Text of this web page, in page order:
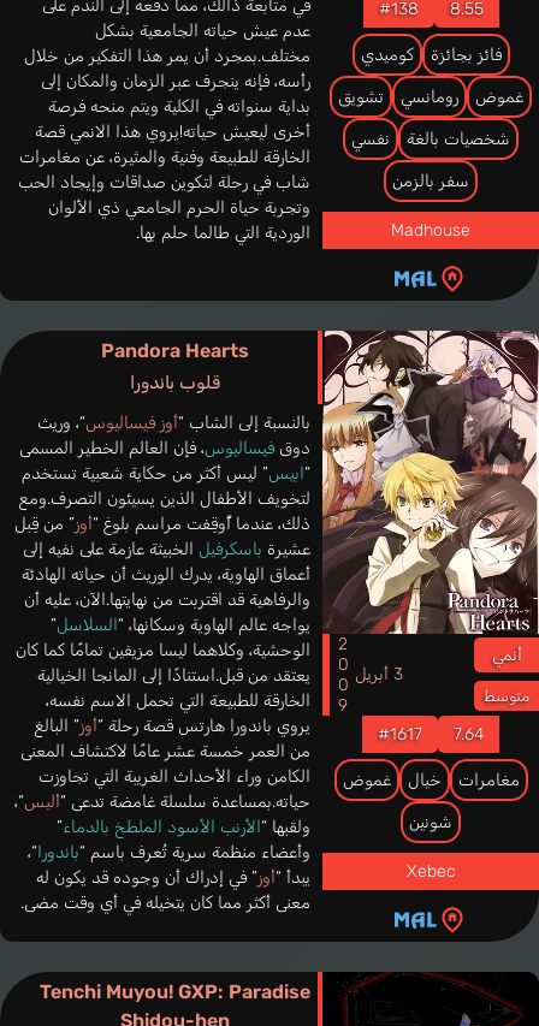
8.55
#138
فائز بجائزة كوميدي
غموض رومانسي تشويق
شخصيات بالغة نفسي
سفر بالزمن
Madhouse
في متابعة ذالك، مما دفعه إلى الندم على
عدم عيش حياته الجامعية بشكل
مختلف.بمجرد أن يمر هذا التفكير من خلال
رأسه، فإنه ينجرف عبر الزمان والمكان إلى
بداية سنواته في الكلية ويتم منحه فرصة
أخرى ليعيش حياته!يروي هذا الانمي قصة
الخارقة للطبيعة وفنية والمثيرة، عن مغامرات
شاب في رحلة لتكوين صداقات وإيجاد الحب
وتجربة حياة الحرم الجامعي ذي الألوان
الوردية التي طالما حلم بها.
Pandora Hearts
قلوب باندورا
أنمي
متوسط
3 أبريل 2009
7.64
#1617
مغامرات خيال غموض
شونين
Xebec
بالنسبة إلى الشاب “أوز فيساليوس“، وريث
دوق فيساليوس، فإن العالم الخطير المسمى
“ابيس” ليس أكثر من حكاية شعبية تستخدم
لتخويف الأطفال الذين يسيئون التصرف.ومع
ذلك، عندما أُوقِفت مراسم بلوغ “أوز” من قِبل
عشيرة باسكرفيل الخبيثة عازمة على نفيه إلى
أعماق الهاوية، يدرك الوريث أن حياته الهادئة
والرفاهية قد اقتربت من نهايتها.الآن، عليه أن
يواجه عالم الهاوية وسكانها، “السلاسل”
الوحشية، وكلاهما ليسا مزيفين تمامًا كما كان
يعتقد من قبل.استنادًا إلى المانجا الخيالية
الخارقة للطبيعة التي تحمل الاسم نفسه،
يروي باندورا هارتس قصة رحلة “أوز” البالغ
من العمر خمسة عشر عامًا لاكتشاف المعنى
الكامن وراء الأحداث الغريبة التي تجاوزت
حياته.بمساعدة سلسلة غامضة تدعى “أليس“،
ولقبها “الأرنب الأسود الملطخ بالدماء”
وأعضاء منظمة سرية تُعرف باسم “باندورا“،
يبدأ “أوز” في إدراك أن وجوده قد يكون له
معنى أكثر مما كان يتخيله في أي وقت مضى.
Tenchi Muyou! GXP: Paradise
Shidou-hen